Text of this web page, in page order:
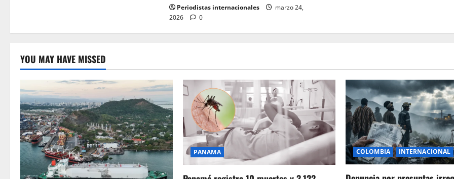
Periodistas internacionales
marzo 24,
2026
0
YOU MAY HAVE MISSED
PANAMA COLOMBIA INTERNACIONAL